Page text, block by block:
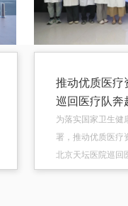
推动优质医
巡回医疗队
为落实国家卫生健
署，推动优质医疗
北京天坛医院巡